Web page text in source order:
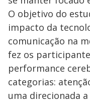
O objetivo do
impacto da
comunicação na
fez os
performance
categorias:
uma direcionada